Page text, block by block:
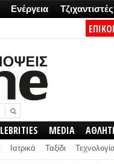
Ενέργεια Τζιχαντιστές
MEDIA
Ιατρικά Ταξίδι Τεχνολογία